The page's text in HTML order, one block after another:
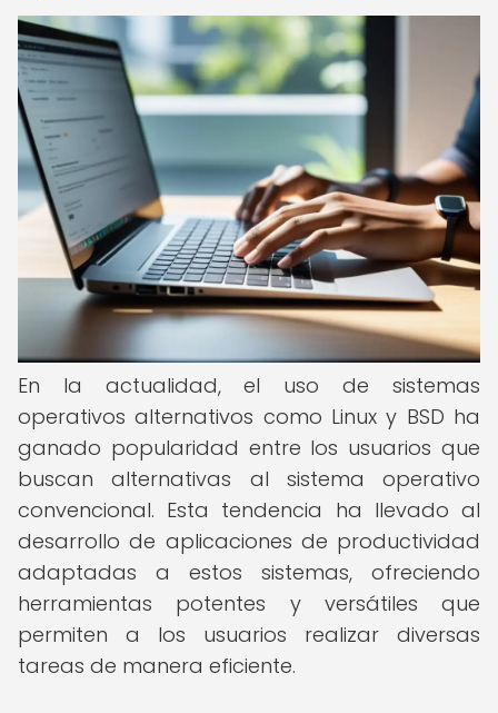
En la actualidad, el uso de sistemas
operativos alternativos como Linux y BSD ha
ganado popularidad entre los usuarios que
buscan alternativas al sistema operativo
convencional. Esta tendencia ha llevado al
desarrollo de aplicaciones de productividad
adaptadas a estos sistemas, ofreciendo
herramientas potentes y versátiles que
permiten a los usuarios realizar diversas
tareas de manera eficiente.